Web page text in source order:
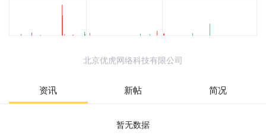
北京优虎网络科技有限公司
资讯 新帖 简况
暂无数据